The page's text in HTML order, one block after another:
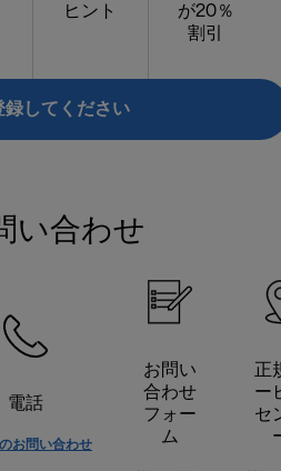
ヒント
が20％
割引
録してください
い合わせ
電話
お問い合わせ
お問い
合わせ
フォー
ム
正
ー
セ